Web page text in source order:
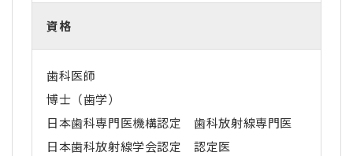
資格
歯科医師
博士（歯学）
日本歯科専門医機構認定 歯科放射線専門医
日本歯科放射線学会認定 認定医